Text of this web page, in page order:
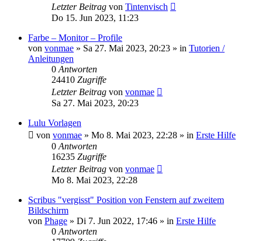
Letzter Beitrag von Tintenvisch
Do 15. Jun 2023, 11:23
Farbe – Monitor – Profile
von vonmae » Sa 27. Mai 2023, 20:23 » in Tutorien /
Anleitungen
0 Antworten
24410 Zugriffe
Letzter Beitrag von vonmae
Sa 27. Mai 2023, 20:23
Lulu Vorlagen
von vonmae » Mo 8. Mai 2023, 22:28 » in Erste Hilfe
0 Antworten
16235 Zugriffe
Letzter Beitrag von vonmae
Mo 8. Mai 2023, 22:28
Scribus "vergisst" Position von Fenstern auf zweitem
Bildschirm
von Phage » Di 7. Jun 2022, 17:46 » in Erste Hilfe
0 Antworten